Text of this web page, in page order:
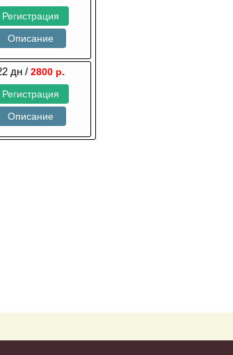
Регистрация
Описание
дн / 2800 р.
Регистрация
Описание